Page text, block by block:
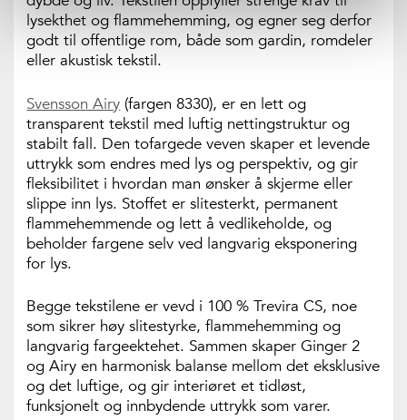
lysekthet og flammehemming, og egner seg derfor
godt til offentlige rom, både som gardin, romdeler
eller akustisk tekstil.
Svensson Airy (fargen 8330), er en lett og
transparent tekstil med luftig nettingstruktur og
stabilt fall. Den tofargede veven skaper et levende
uttrykk som endres med lys og perspektiv, og gir
fleksibilitet i hvordan man ønsker å skjerme eller
slippe inn lys. Stoffet er slitesterkt, permanent
flammehemmende og lett å vedlikeholde, og
beholder fargene selv ved langvarig eksponering
for lys.
Begge tekstilene er vevd i 100 % Trevira CS, noe
som sikrer høy slitestyrke, flammehemming og
langvarig fargeektehet. Sammen skaper Ginger 2
og Airy en harmonisk balanse mellom det eksklusive
og det luftige, og gir interiøret et tidløst,
funksjonelt og innbydende uttrykk som varer.